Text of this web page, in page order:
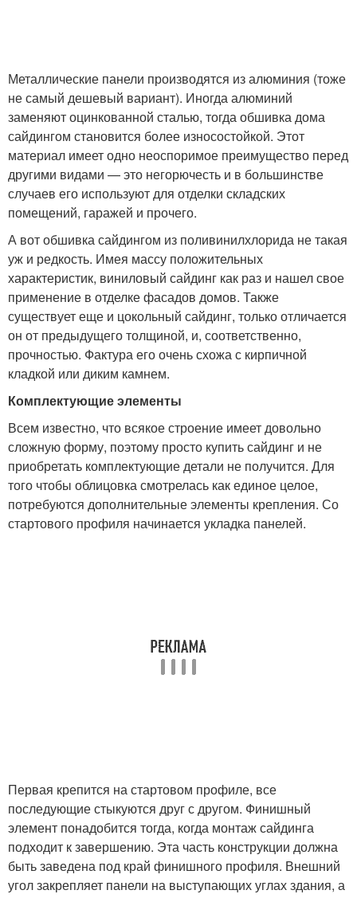
Металлические панели производятся из алюминия (тоже
не самый дешевый вариант). Иногда алюминий
заменяют оцинкованной сталью, тогда обшивка дома
сайдингом становится более износостойкой. Этот
материал имеет одно неоспоримое преимущество перед
другими видами — это негорючесть и в большинстве
случаев его используют для отделки складских
помещений, гаражей и прочего.
А вот обшивка сайдингом из поливинилхлорида не такая
уж и редкость. Имея массу положительных
характеристик, виниловый сайдинг как раз и нашел свое
применение в отделке фасадов домов. Также
существует еще и цокольный сайдинг, только отличается
он от предыдущего толщиной, и, соответственно,
прочностью. Фактура его очень схожа с кирпичной
кладкой или диким камнем.
Комплектующие элементы
Всем известно, что всякое строение имеет довольно
сложную форму, поэтому просто купить сайдинг и не
приобретать комплектующие детали не получится. Для
того чтобы облицовка смотрелась как единое целое,
потребуются дополнительные элементы крепления. Со
стартового профиля начинается укладка панелей.
Первая крепится на стартовом профиле, все
последующие стыкуются друг с другом. Финишный
элемент понадобится тогда, когда монтаж сайдинга
подходит к завершению. Эта часть конструкции должна
быть заведена под край финишного профиля. Внешний
угол закрепляет панели на выступающих углах здания, а